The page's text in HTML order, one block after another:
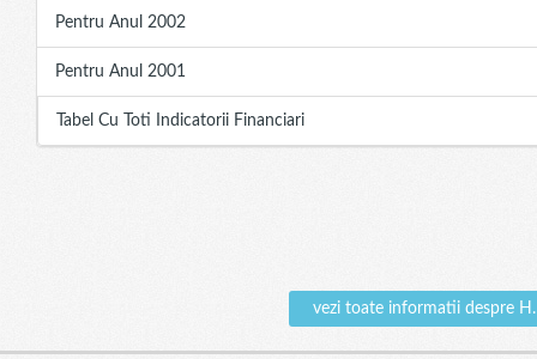
Pentru Anul 2002
Pentru Anul 2001
Tabel Cu Toti Indicatorii Financiari
vezi toate informatii despre